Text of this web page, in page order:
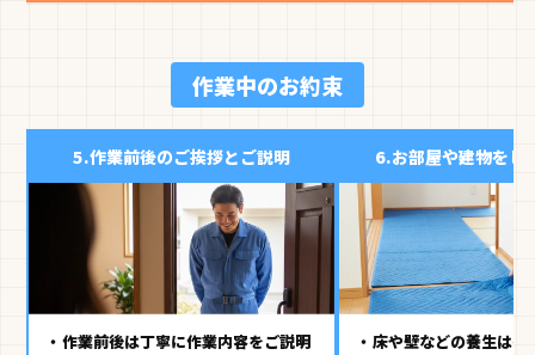
作業中のお約束
5.作業前後のご挨拶とご説明
作業前後は丁寧に作業内容をご説明
6.お部屋や建物をし
床や壁などの養生は有